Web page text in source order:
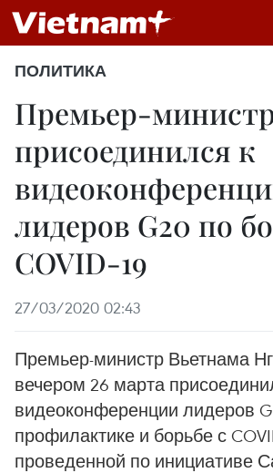
ПОЛИТИКА
Премьер-
присоединился к
лидеров G20 по
COVID-19
27/03/2020 02:43
Премьер-министр Вьетнама
вечером 26 марта
видеоконференции лидеров
профилактике и борьбе с
проведенной по инициативе